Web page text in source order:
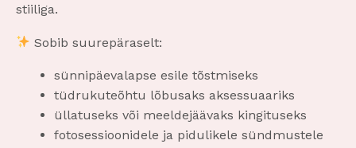
stiiliga.
Sobib suurepäraselt:
sünnipäevalapse esile tõstmiseks
tüdrukuteõhtu lõbusaks aksessuaariks
üllatuseks või meeldejäävaks kingituseks
fotosessioonidele ja pidulikele sündmustele